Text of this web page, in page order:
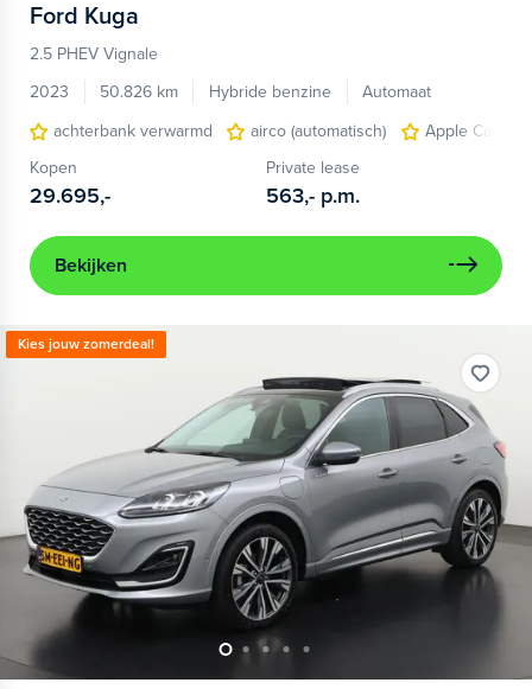
Ford Kuga
2.5 PHEV Vignale
2023
50.826 km Hybride benzine
Automaat
achterbank verwarmd
airco (automatisch)
Apple
Kopen
29.695,-
Private lease
563,- p.m.
Bekijken
Kies jouw zomerdeal!